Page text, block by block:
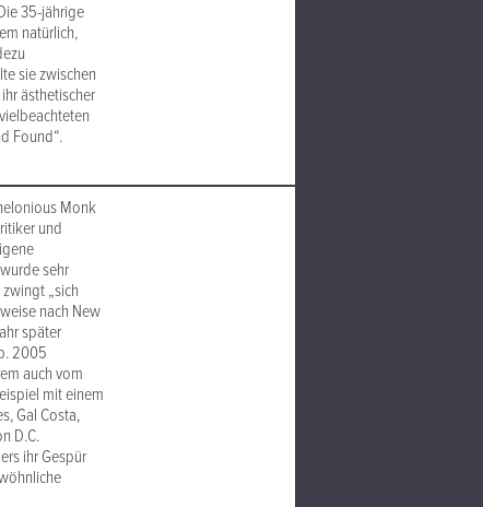
35-jährige
natürlich,
sie zwischen
ästhetischer
Found“.
Monk
und
sehr
„sich
nach New
später
2005
auch vom
mit einem
Gal Costa,
D.C.
ihr Gespür